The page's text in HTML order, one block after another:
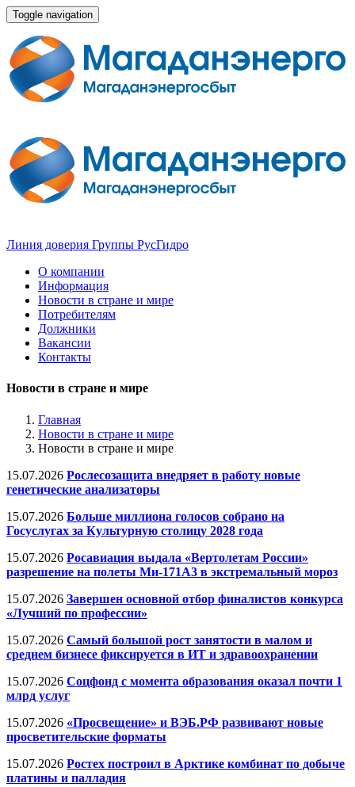
Toggle navigation
Линия доверия Группы РусГидро
О компании
Информация
Новости в стране и мире
Потребителям
Должники
Вакансии
Контакты
Новости в стране и мире
Главная
Новости в стране и мире
Новости в стране и мире
15.07.2026 Рослесозащита внедряет в работу новые
генетические анализаторы
15.07.2026 Больше миллиона голосов собрано на
Госуслугах за Культурную столицу 2028 года
15.07.2026 Росавиация выдала «Вертолетам России»
разрешение на полеты Ми-171А3 в экстремальный мороз
15.07.2026 Завершен основной отбор финалистов конкурса
«Лучший по профессии»
15.07.2026 Самый большой рост занятости в малом и
среднем бизнесе фиксируется в ИТ и здравоохранении
15.07.2026 Соцфонд с момента образования оказал почти 1
млрд услуг
15.07.2026 «Просвещение» и ВЭБ.РФ развивают новые
просветительские форматы
15.07.2026 Ростех построил в Арктике комбинат по добыче
платины и палладия